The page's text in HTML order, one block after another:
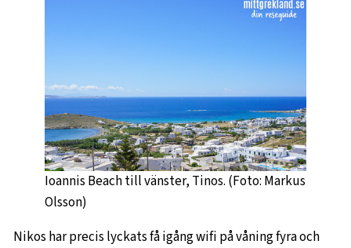
Ioannis Beach till vänster, Tinos. (Foto: Markus
Olsson)
Nikos har precis lyckats få igång wifi på våning fyra och